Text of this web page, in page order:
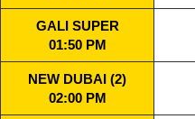
GALI SUPER
01:50 PM
NEW DUBAI (2)
02:00 PM